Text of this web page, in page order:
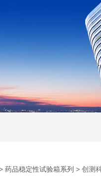
药品稳定性试验箱系列 > 创测科